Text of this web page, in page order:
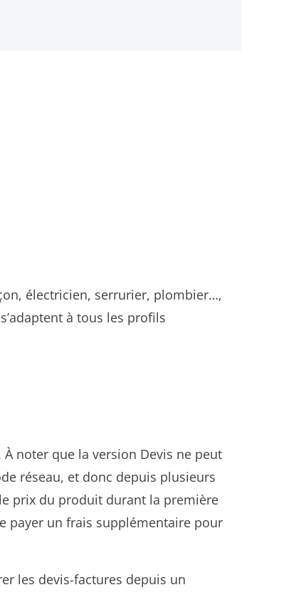
électricien, serrurier, plombier…,
à tous les profils
noter que la version Devis ne peut
réseau, et donc depuis plusieurs
prix du produit durant la première
payer un frais supplémentaire pour
les devis-factures depuis un